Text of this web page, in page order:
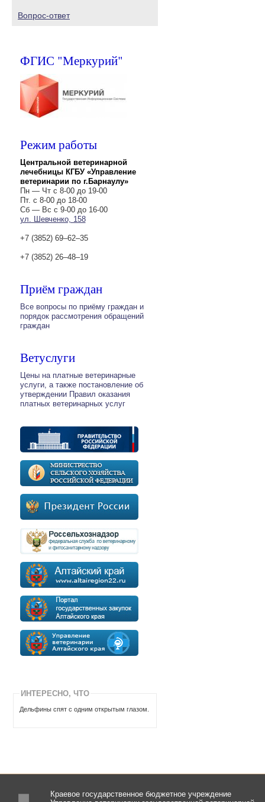
Вопрос-ответ
ФГИС "Меркурий"
Режим работы
Центральной ветеринарной
лечебницы КГБУ «Управление
ветеринарии по г.Барнаулу»
Пн — Чт с 8-00 до 19-00
Пт. с 8-00 до 18-00
Сб — Вс с 9-00 до 16-00
ул. Шевченко, 158
+7 (3852) 69‒62‒35
+7 (3852) 26‒48‒19
Приём граждан
Все вопросы по приёму граждан и
порядок рассмотрения обращений
граждан
Ветуслуги
Цены на платные ветеринарные
услуги, а также постановление об
утверждении Правил оказания
платных ветеринарных услуг
ИНТЕРЕСНО, ЧТО
Дельфины спят с одним открытым глазом.
Краевое государственное бюджетное учреждение